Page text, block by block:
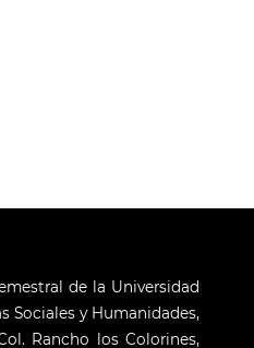
de la Universidad
Sociales y Humanidades,
Rancho los Colorines,